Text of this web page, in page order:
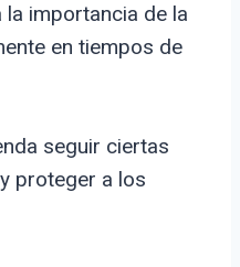
la importancia de la
en tiempos de
seguir ciertas
proteger a los